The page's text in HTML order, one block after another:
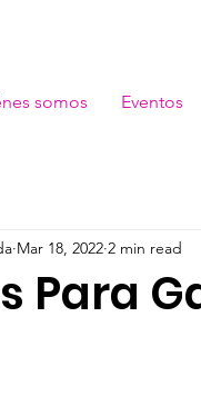
somos Eventos
Para
Mar 18, 2022 2 min read